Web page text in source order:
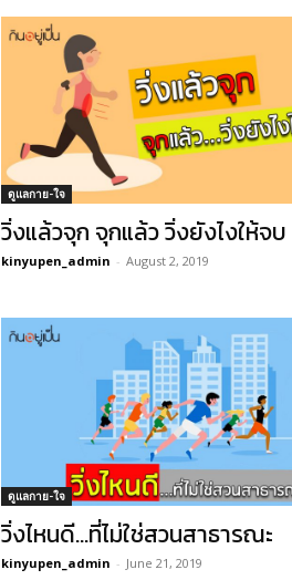
ดูแลกาย-ใจ
วิ่งแล้วจุก จุกแล้ว วิ่งยังไงใ
kinyupen_admin - August 2, 2019
ดูแลกาย-ใจ
วิ่งไหนดี…ที่ไม่ใช่สวนสาธารณะ
kinyupen_admin - June 21, 2019